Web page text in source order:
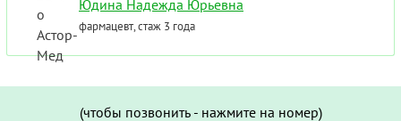
Юдина Надежда Юрьевна
фармацевт, стаж 3 года
(чтобы позвонить - нажмите на номер)